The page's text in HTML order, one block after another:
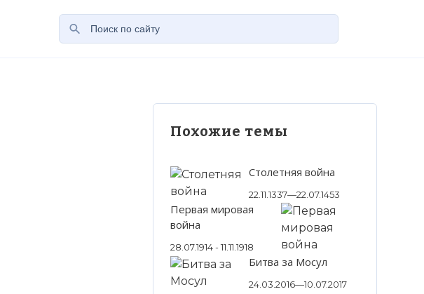
Похожие темы
Столетняя война
22.11.1337—22.07.1453
Первая мировая
война
28.07.1914 - 11.11.1918
Битва за Мосул
24.03.2016—10.07.2017